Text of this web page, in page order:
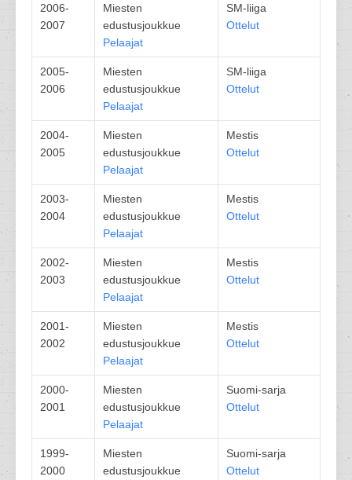
2006-
2007
Miesten
edustusjoukkue
Pelaajat
SM-liiga
Ottelut
2005-
2006
Miesten
edustusjoukkue
Pelaajat
SM-liiga
Ottelut
2004-
2005
Miesten
edustusjoukkue
Pelaajat
Mestis
Ottelut
2003-
2004
Miesten
edustusjoukkue
Pelaajat
Mestis
Ottelut
2002-
2003
Miesten
edustusjoukkue
Pelaajat
Mestis
Ottelut
2001-
2002
Miesten
edustusjoukkue
Pelaajat
Mestis
Ottelut
2000-
2001
Miesten
edustusjoukkue
Pelaajat
Suomi-sarja
Ottelut
1999-
2000
Miesten
edustusjoukkue
Suomi-sarja
Ottelut